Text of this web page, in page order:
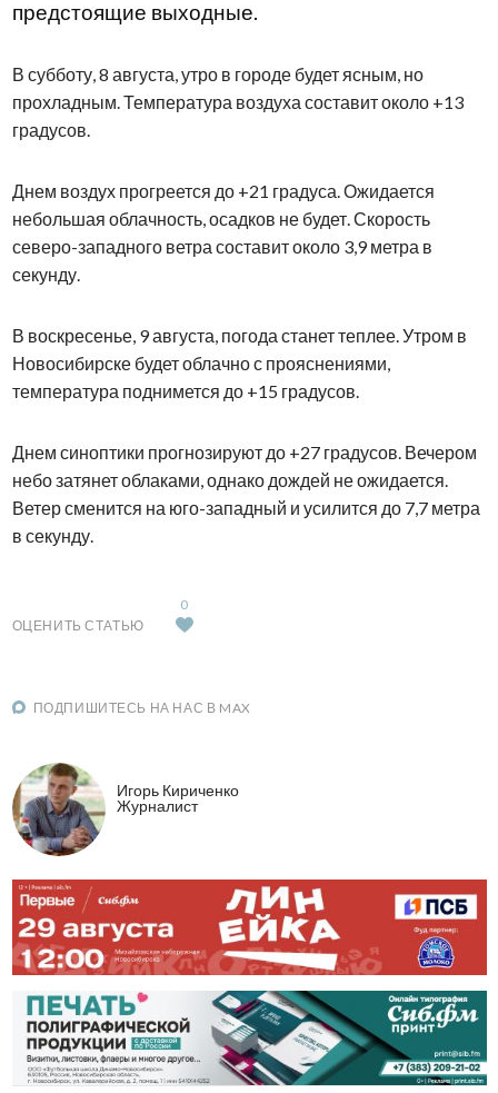
предстоящие выходные.
В субботу, 8 августа, утро в городе будет ясным, но
прохладным. Температура воздуха составит около +13
градусов.
Днем воздух прогреется до +21 градуса. Ожидается
небольшая облачность, осадков не будет. Скорость
северо-западного ветра составит около 3,9 метра в
секунду.
В воскресенье, 9 августа, погода станет теплее. Утром в
Новосибирске будет облачно с прояснениями,
температура поднимется до +15 градусов.
Днем синоптики прогнозируют до +27 градусов. Вечером
небо затянет облаками, однако дождей не ожидается.
Ветер сменится на юго-западный и усилится до 7,7 метра
в секунду.
ОЦЕНИТЬ СТАТЬЮ
0
ПОДПИШИТЕСЬ НА НАС В MAX
Игорь Кириченко
Журналист